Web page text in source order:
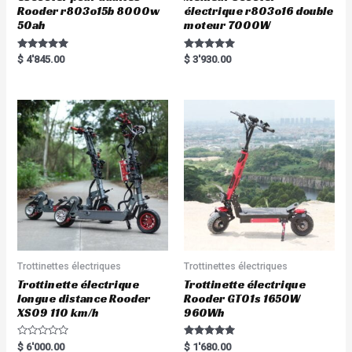
Rooder r803o15b 8000w
50ah
Rated
5.00
$ 4'845.00
électrique r803o16 double
moteur 7000W
Rated
5.00
$ 3'930.00
Trottinettes électriques
Trottinette électrique
longue distance Rooder
XS09 110 km/h
R
$ 6'000.00
Trottinettes électriques
Trottinette électrique
Rooder GT01s 1650W
960Wh
Rated
$ 1'680.00